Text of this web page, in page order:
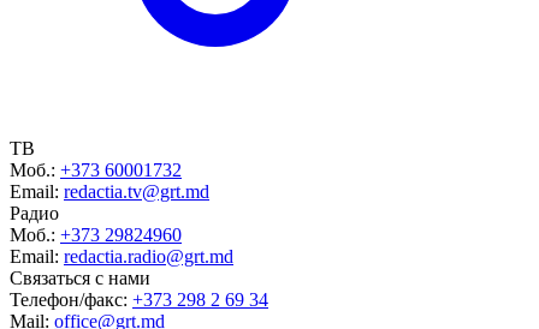
ТВ
Моб.: +373 60001732
Email: redactia.tv@grt.md
Радио
Моб.: +373 29824960
Email: redactia.radio@grt.md
Связаться с нами
Телефон/факс: +373 298 2 69 34
Mail: office@grt.md